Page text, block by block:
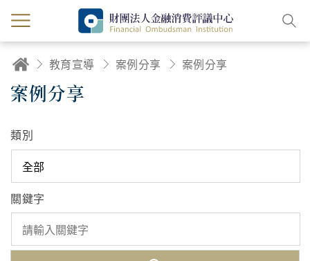
教育宣導 案例分享 案例分享
案例分享
類別
關鍵字